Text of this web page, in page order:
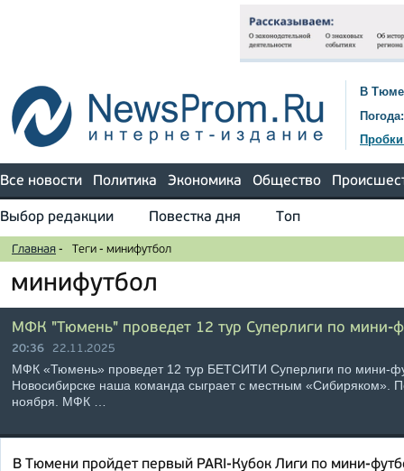
В
Погода:
Все новости Политика Экономика Общество
Выбор редакции Повестка дня Топ
Главная - Теги - минифутбол
минифутбол
МФК "Тюмень" проведет 12 тур Суперлиги по мини-
20:36 22.11.2025
МФК «Тюмень» проведет 12 тур БЕТСИТИ Суперлиги по мини-
Новосибирске наша команда сыграет с местным «Сибиряком».
ноября. МФК …
В Тюмени пройдет первый PARI-Кубок Лиги по мини-